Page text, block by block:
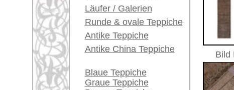
AGB
Bestellvorgang
Lieferung und Zahlung
Widerrufsrecht
Datenschutz
Dieser
Preis (inkl. MwSt.): € 2.600
Voraussichtliche Lieferzeit:
4 - 8 Werktage
in
Mehr über die Provenienz Malayer,